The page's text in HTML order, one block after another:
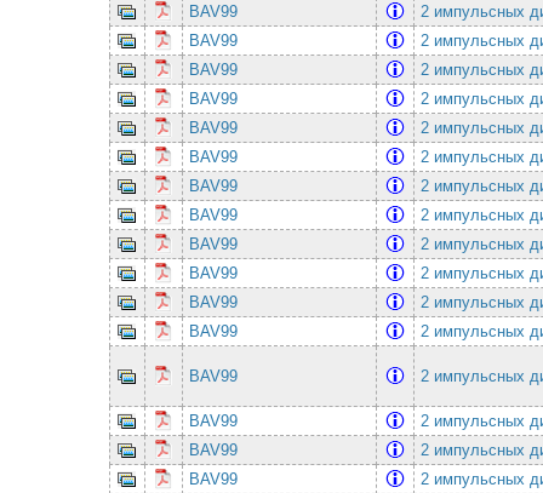
BAV99
2 импульсных
BAV99
2 импульсных
BAV99
2 импульсных
BAV99
2 импульсных
BAV99
2 импульсных
BAV99
2 импульсных
BAV99
2 импульсных
BAV99
2 импульсных
BAV99
2 импульсных
BAV99
2 импульсных
BAV99
2 импульсных
BAV99
2 импульсных
BAV99 2 импульсных
BAV99
2 импульсных
BAV99
2 импульсных
BAV99
2 импульсных